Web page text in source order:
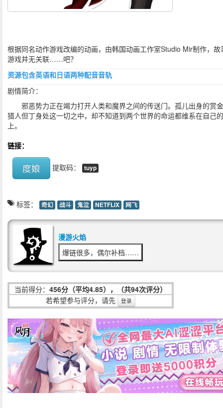
根据同名动作游戏改编的动画，由韩国动画工作室Studio Mir制作，故
游戏并无关联……吧？
资源包含英语和日语两种配音音轨
剧情简介：
邪恶势力正在竭力打开人类和魔界之间的传送门。孤儿出身的赏
猎人但丁身处这一切之中，却不知道到两个世界的命运都维系在自己
上。
链接：
度娘 提取码： tuyp
标签： 奇幻 战斗 鬼泣 NETFLIX 网飞
漫游火焰
爆链很多，偶尔补档……
当前得分： 456分（平均4.85），（共94次评分）
若希望参与评分，请先
登录